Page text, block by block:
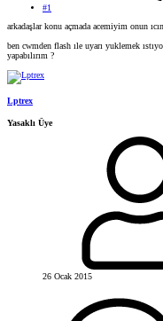
#1
arkadaşlar konu açmada acemiyim onun
ben cwmden flash ıle uyarı yuklemek
yapabılırım ?
Lptrex
Yasaklı Üye
26 Ocak 2015